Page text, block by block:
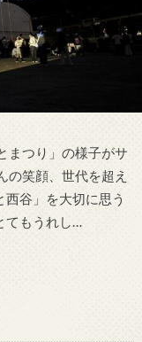
まつり」の様子がサ
の笑顔、世代を超え
谷」を大切に思う
もうれし…